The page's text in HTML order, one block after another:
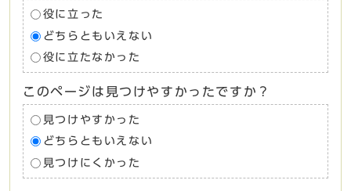
役に立った
どちらともいえない
役に立たなかった
このページは見つけやすかったですか？
見つけやすかった
どちらともいえない
見つけにくかった